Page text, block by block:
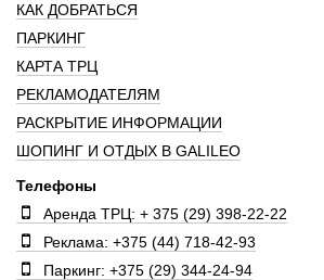
КАК ДОБРАТЬСЯ
ПАРКИНГ
КАРТА ТРЦ
РЕКЛАМОДАТЕЛЯМ
РАСКРЫТИЕ ИНФОРМАЦИИ
ШОПИНГ И ОТДЫХ В GALILEO
Телефоны
Аренда ТРЦ: + 375 (29) 398-22-22
Реклама: +375 (44) 718-42-93
Паркинг: +375 (29) 344-24-94